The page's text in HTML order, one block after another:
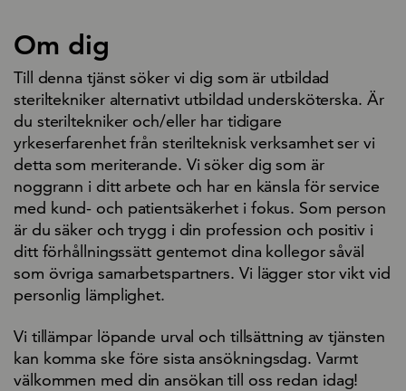
Om dig
Till denna tjänst söker vi dig som är utbildad
steriltekniker alternativt utbildad undersköterska. Är
du steriltekniker och/eller har tidigare
yrkeserfarenhet från sterilteknisk verksamhet ser vi
detta som meriterande. Vi söker dig som är
noggrann i ditt arbete och har en känsla för service
med kund- och patientsäkerhet i fokus. Som person
är du säker och trygg i din profession och positiv i
ditt förhållningssätt gentemot dina kollegor såväl
som övriga samarbetspartners. Vi lägger stor vikt vid
personlig lämplighet.
Vi tillämpar löpande urval och tillsättning av tjänsten
kan komma ske före sista ansökningsdag. Varmt
välkommen med din ansökan till oss redan idag!